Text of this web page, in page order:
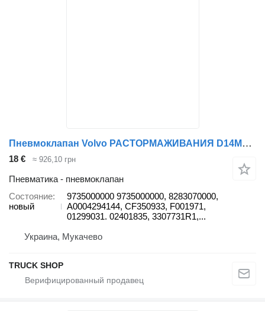
Пневмоклапан Volvo РАСТОРМАЖИВАНИЯ D14MM, 2XM22X1.5MM ДАВ.10B WABCO 9735000000 для грузовика Volvo MB,IVECO,BPW
18 € ≈ 926,10 грн
Пневматика - пневмоклапан
Состояние
новый
9735000000 9735000000, 8283070000,
A0004294144, CF350933, F001971,
01299031. 02401835, 3307731R1,...
Украина, Мукачево
TRUCK SHOP